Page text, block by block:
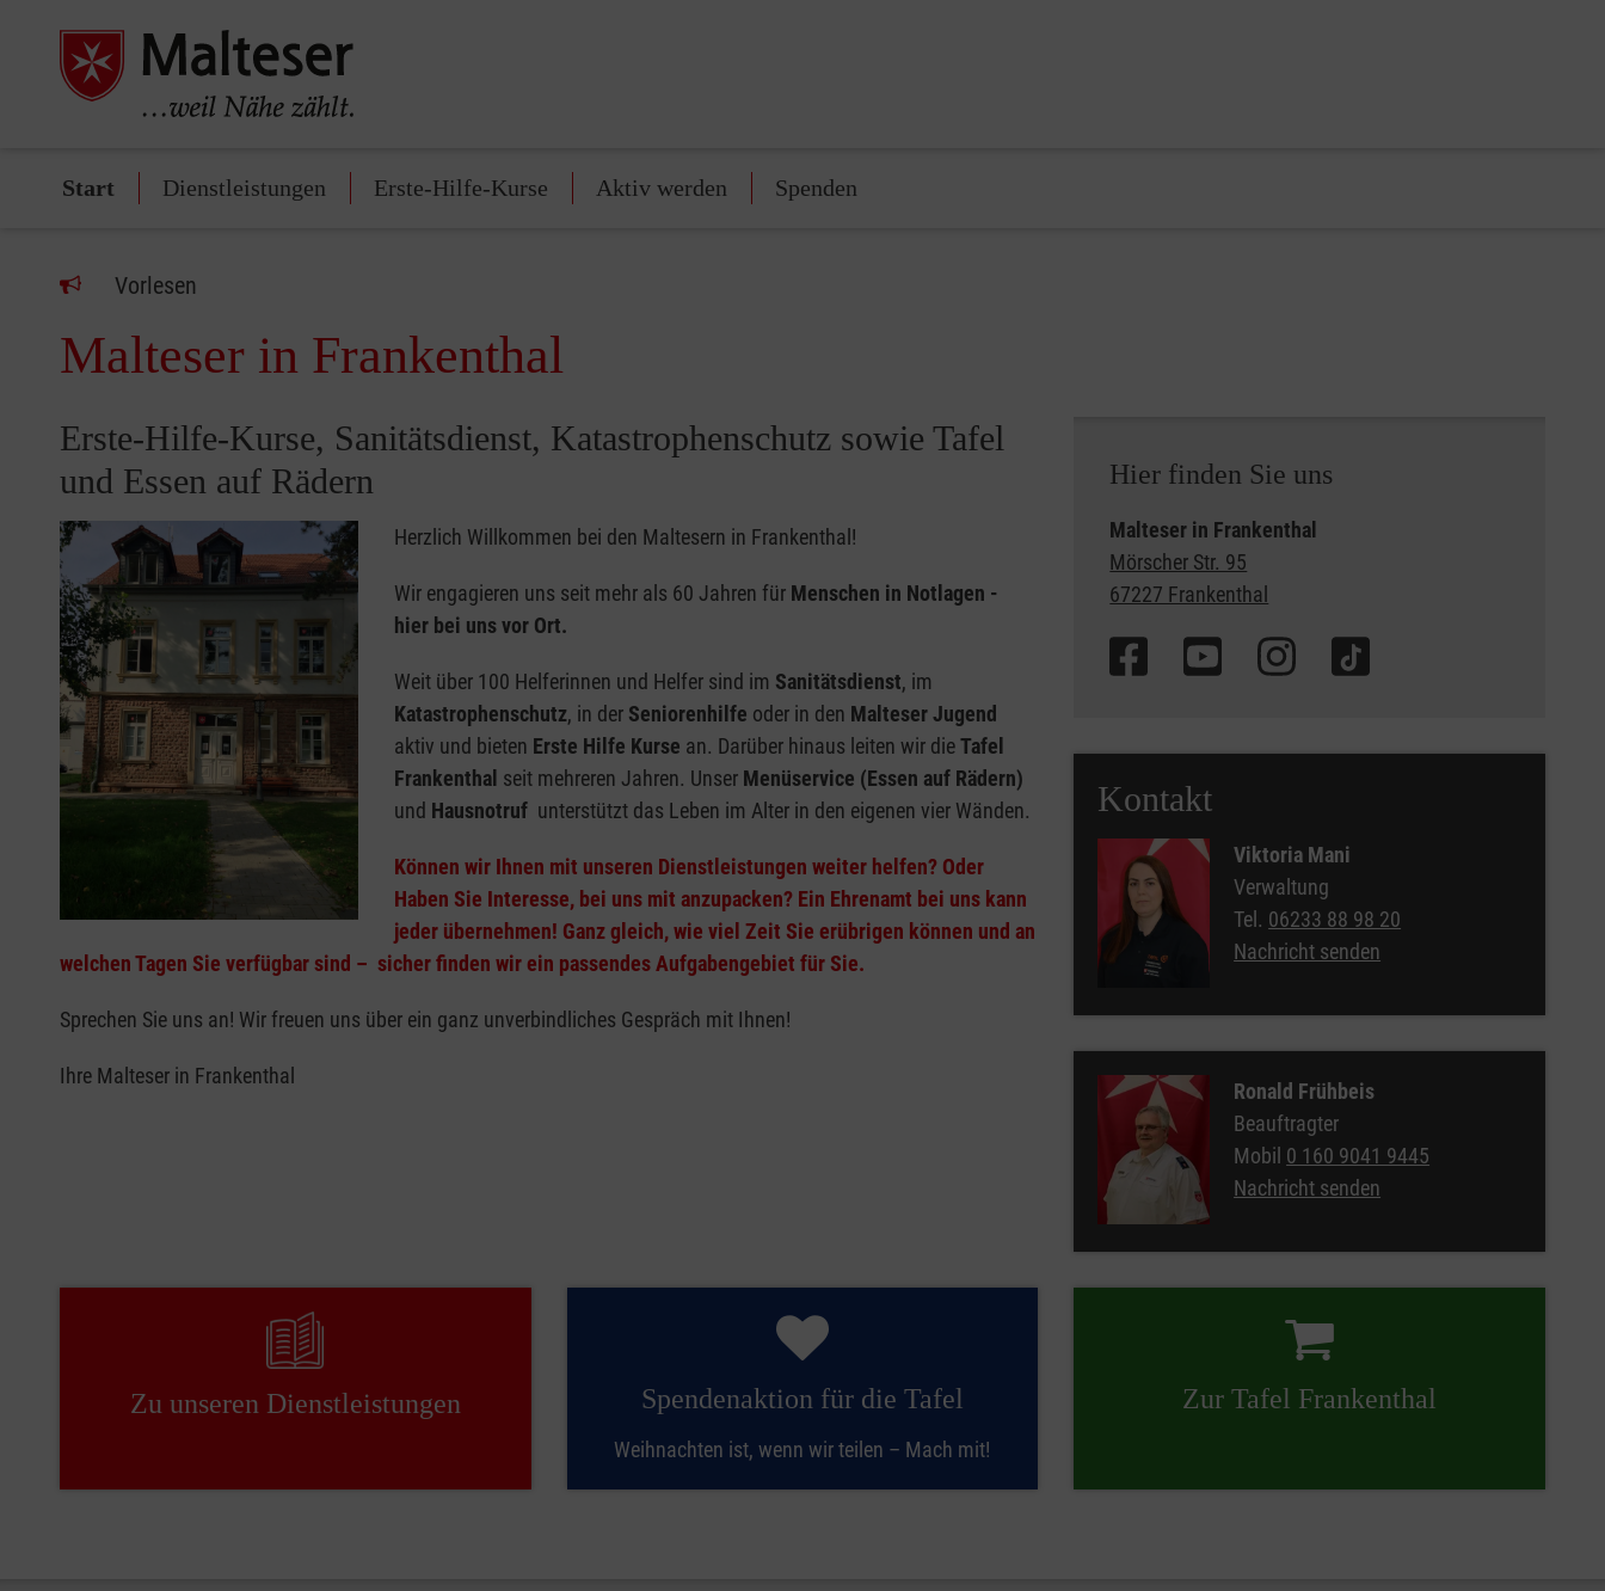
Start Dienstleistungen Erste-Hilfe-Kurse Aktiv werden Spenden
Vorlesen
Malteser in Frankenthal
Erste-Hilfe-Kurse, Sanitätsdienst, Katastrophenschutz sowie Tafel
und Essen auf Rädern
Herzlich Willkommen bei den Maltesern in Frankenthal!
Wir engagieren uns seit mehr als 60 Jahren für Menschen in Notlagen -
hier bei uns vor Ort.
Weit über 100 Helferinnen und Helfer sind im Sanitätsdienst, im
Katastrophenschutz, in der Seniorenhilfe oder in den Malteser Jugend
aktiv und bieten Erste Hilfe Kurse an. Darüber hinaus leiten wir dieTafel
Frankenthal seit mehreren Jahren. Unser Menüservice (Essen auf Rädern)
und Hausnotruf unterstützt das Leben im Alter in den eigenen vier Wänden.
Können wir Ihnen mit unseren Dienstleistungen weiter helfen? Oder
Haben Sie Interesse, bei uns mit anzupacken? Ein Ehrenamt bei uns kann
jeder übernehmen! Ganz gleich, wie viel Zeit Sie erübrigen können und an
welchen Tagen Sie verfügbar sind – sicher finden wir ein passendes Aufgabengebiet für Sie.
Sprechen Sie uns an! Wir freuen uns über ein ganz unverbindliches Gespräch mit Ihnen!
Ihre Malteser in Frankenthal
Hier finden Sie uns
Malteser in Frankenthal
Mörscher Str. 95
67227 Frankenthal
Kontakt
Viktoria Mani
Verwaltung
Tel. 06233 88 98 20
Nachricht senden
Ronald Frühbeis
Beauftragter
Mobil 0 160 9041 9445
Nachricht senden
Zu unseren Dienstleistungen Spendenaktion für die Tafel
Weihnachten ist, wenn wir teilen – Mach mit!
Zur Tafel Frankenthal